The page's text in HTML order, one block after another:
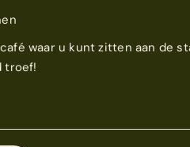
waar u kunt zitten aan de
troef!